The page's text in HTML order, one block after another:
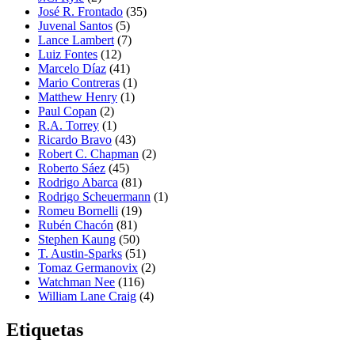
José R. Frontado (35)
Juvenal Santos (5)
Lance Lambert (7)
Luiz Fontes (12)
Marcelo Díaz (41)
Mario Contreras (1)
Matthew Henry (1)
Paul Copan (2)
R.A. Torrey (1)
Ricardo Bravo (43)
Robert C. Chapman (2)
Roberto Sáez (45)
Rodrigo Abarca (81)
Rodrigo Scheuermann (1)
Romeu Bornelli (19)
Rubén Chacón (81)
Stephen Kaung (50)
T. Austin-Sparks (51)
Tomaz Germanovix (2)
Watchman Nee (116)
William Lane Craig (4)
Etiquetas